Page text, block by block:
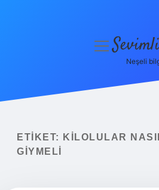
Yasal Uyarı
menüyü
Neşeli
ETIKET:
KILOLULAR
GIYMELI